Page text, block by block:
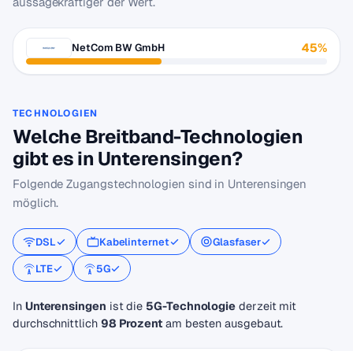
NetCom BW GmbH 45%
TECHNOLOGIEN
Welche Breitband-Technologien
gibt es in Unterensingen?
Folgende Zugangstechnologien sind in Unterensingen
möglich.
DSL Kabelinternet
Glasfaser
LTE
5G
In Unterensingen ist die 5G-Technologie derzeit mit
durchschnittlich 98 Prozentam besten ausgebaut.